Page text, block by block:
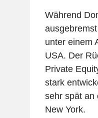
Während
unter einem
USA. Der
Private
stark
sehr spät an
New York.